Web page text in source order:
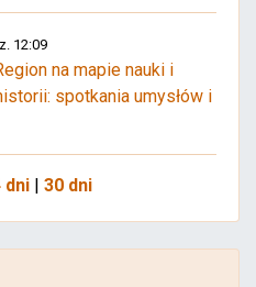
12:09
na mapie nauki i
spotkania umysłów i
dni| 30 dni